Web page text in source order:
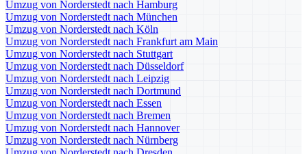
Umzug von Norderstedt nach Hamburg
Umzug von Norderstedt nach München
Umzug von Norderstedt nach Köln
Umzug von Norderstedt nach Frankfurt am Main
Umzug von Norderstedt nach Stuttgart
Umzug von Norderstedt nach Düsseldorf
Umzug von Norderstedt nach Leipzig
Umzug von Norderstedt nach Dortmund
Umzug von Norderstedt nach Essen
Umzug von Norderstedt nach Bremen
Umzug von Norderstedt nach Hannover
Umzug von Norderstedt nach Nürnberg